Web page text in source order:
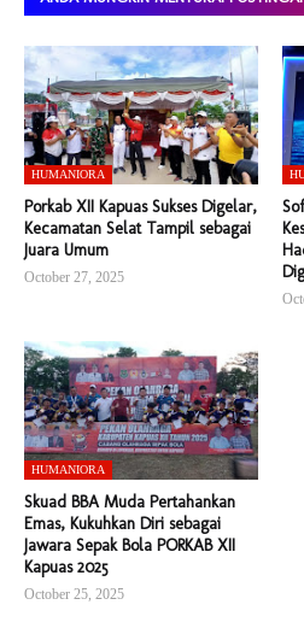
HUMANIORA
Porkab XII Kapuas Sukses Digelar,
Kecamatan Selat Tampil sebagai
Juara Umum
October 27, 2025
HUMANIORA
Skuad BBA Muda Pertahankan
Emas, Kukuhkan Diri sebagai
Jawara Sepak Bola PORKAB XII
Kapuas 2025
October 25, 2025